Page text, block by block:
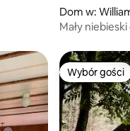
Dom w:
Mały
Wybór gości
Wybór gości